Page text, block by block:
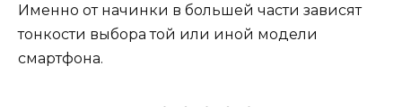
Именно от начинки в большей части зависят
тонкости выбора той или иной модели
смартфона.